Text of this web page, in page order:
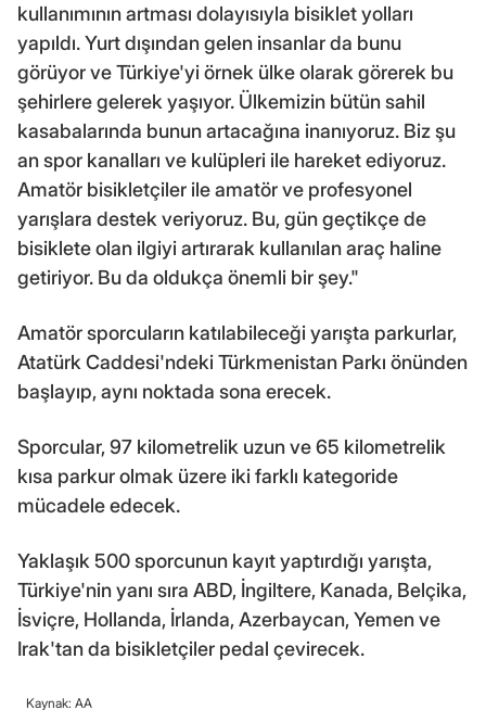
kullanımının artması dolayısıyla bisiklet yolları
yapıldı. Yurt dışından gelen insanlar da bunu
görüyor ve Türkiye'yi örnek ülke olarak görerek bu
şehirlere gelerek yaşıyor. Ülkemizin bütün sahil
kasabalarında bunun artacağına inanıyoruz. Biz şu
an spor kanalları ve kulüpleri ile hareket ediyoruz.
Amatör bisikletçiler ile amatör ve profesyonel
yarışlara destek veriyoruz. Bu, gün geçtikçe de
bisiklete olan ilgiyi artırarak kullanılan araç haline
getiriyor. Bu da oldukça önemli bir şey."
Amatör sporcuların katılabileceği yarışta parkurlar,
Atatürk Caddesi'ndeki Türkmenistan Parkı önünden
başlayıp, aynı noktada sona erecek.
Sporcular, 97 kilometrelik uzun ve 65 kilometrelik
kısa parkur olmak üzere iki farklı kategoride
mücadele edecek.
Yaklaşık 500 sporcunun kayıt yaptırdığı yarışta,
Türkiye'nin yanı sıra ABD, İngiltere, Kanada, Belçika,
İsviçre, Hollanda, İrlanda, Azerbaycan, Yemen ve
Irak'tan da bisikletçiler pedal çevirecek.
Kaynak: AA